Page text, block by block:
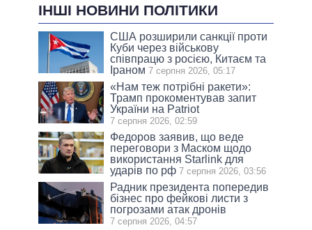
ІНШІ НОВИНИ ПОЛІТИКИ
США розширили санкції проти
Куби через військову
співпрацю з росією, Китаєм та
Іраном 7 серпня 2026, 05:17
«Нам теж потрібні ракети»:
Трамп прокоментував запит
України на Patriot
7 серпня 2026, 02:59
Федоров заявив, що веде
переговори з Маском щодо
використання Starlink для
ударів по рф 7 серпня 2026, 03:56
Радник президента попередив
бізнес про фейкові листи з
погрозами атак дронів
7 серпня 2026, 04:57